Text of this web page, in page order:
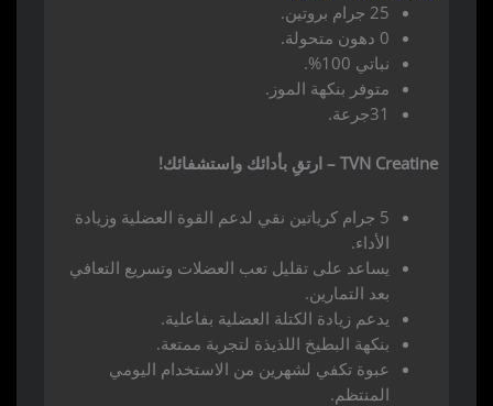
25 جرام بروتين.
0 دهون متحولة.
نباتي 100%.
متوفر بنكهة الموز.
31جرعة.
TVN Creatine – ارتقِ بأدائك واستشفائك!
5 جرام كرياتين نقي لدعم القوة العضلية وزيادة
الأداء.
يساعد على تقليل تعب العضلات وتسريع التعافي
بعد التمارين.
يدعم زيادة الكتلة العضلية بفاعلية.
بنكهة البطيخ اللذيذة لتجربة ممتعة.
عبوة تكفي لشهرين من الاستخدام اليومي
المنتظم.